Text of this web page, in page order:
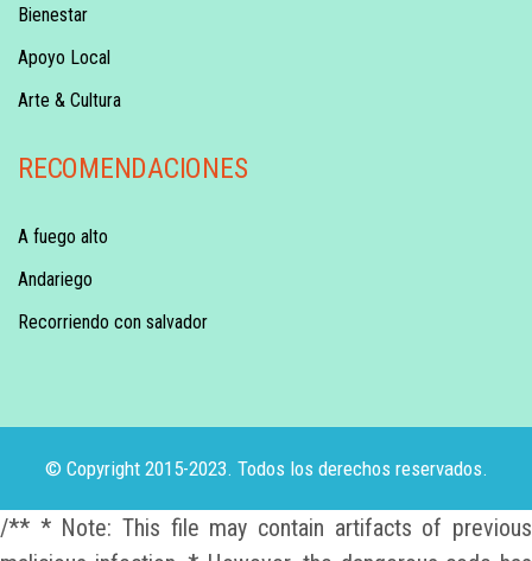
Bienestar
Apoyo Local
Arte & Cultura
RECOMENDACIONES
A fuego alto
Andariego
Recorriendo con salvador
© Copyright 2015-2023. Todos los derechos reservados.
/** * Note: This file may contain artifacts of previous